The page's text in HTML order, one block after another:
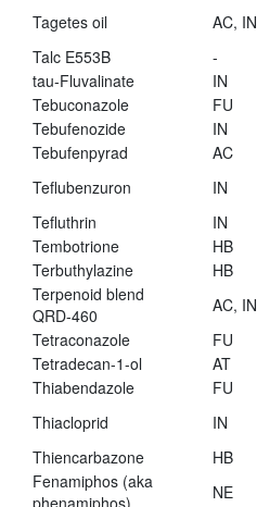
Tagetes oil
AC, IN
Talc E553B
-
tau-Fluvalinate
IN
Tebuconazole
FU
Tebufenozide
IN
Tebufenpyrad
AC
Teflubenzuron
IN
Tefluthrin
IN
Tembotrione
HB
Terbuthylazine
HB
Terpenoid blend
QRD-460
AC, IN
Tetraconazole
FU
Tetradecan-1-ol
AT
Thiabendazole
FU
Thiacloprid
IN
Thiencarbazone
HB
Fenamiphos (aka
NE